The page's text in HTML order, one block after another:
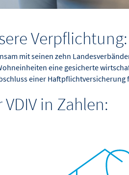
mit seinen zehn
eine gesicherte
einer
VDIV in Zahlen: